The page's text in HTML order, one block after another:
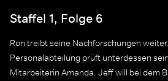
Staffel 1, Folge 6
Ron treibt seine Nachforschungen
Personalabteilung prüft unterdessen
Mitarbeiterin Amanda. Jeff will bei dem